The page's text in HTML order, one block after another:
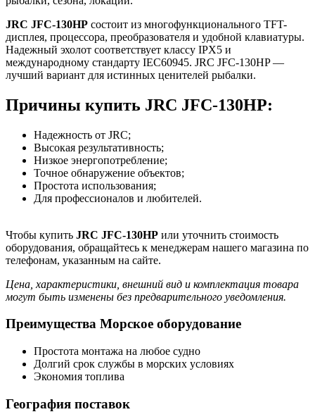
JRC JFC-130HP состоит из многофункционального TFT-
дисплея, процессора, преобразователя и удобной клавиатуры.
Надежный эхолот соответствует классу IPX5 и
международному стандарту IEC60945. JRC JFC-130HP —
лучший вариант для истинных ценителей рыбалки.
Причины купить JRC JFC-130HP:
Надежность от JRC;
Высокая результативность;
Низкое энергопотребление;
Точное обнаружение объектов;
Простота использования;
Для профессионалов и любителей.
Чтобы купить JRC JFC-130HP или уточнить стоимость
оборудования, обращайтесь к менеджерам нашего магазина по
телефонам, указанным на сайте.
Цена, характеристики, внешний вид и комплектация товара
могут быть изменены без предварительного уведомления.
Преимущества Морское оборудование
Простота монтажа на любое судно
Долгий срок службы в морских условиях
Экономия топлива
География поставок